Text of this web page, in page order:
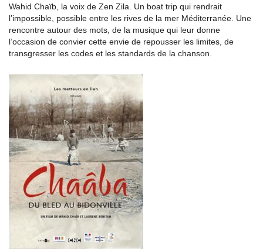
Wahid Chaïb, la voix de Zen Zila. Un boat trip qui rendrait
l’impossible, possible entre les rives de la mer Méditerranée. Une
rencontre autour des mots, de la musique qui leur donne
l’occasion de convier cette envie de repousser les limites, de
transgresser les codes et les standards de la chanson.